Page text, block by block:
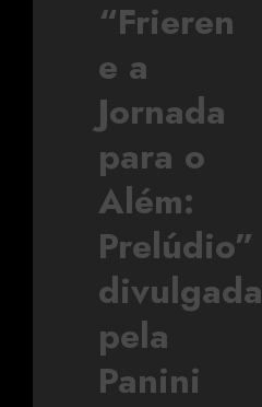
“Frieren
e a
Jornada
para o
Além:
Prelúdio”
divulgada
pela
Panini